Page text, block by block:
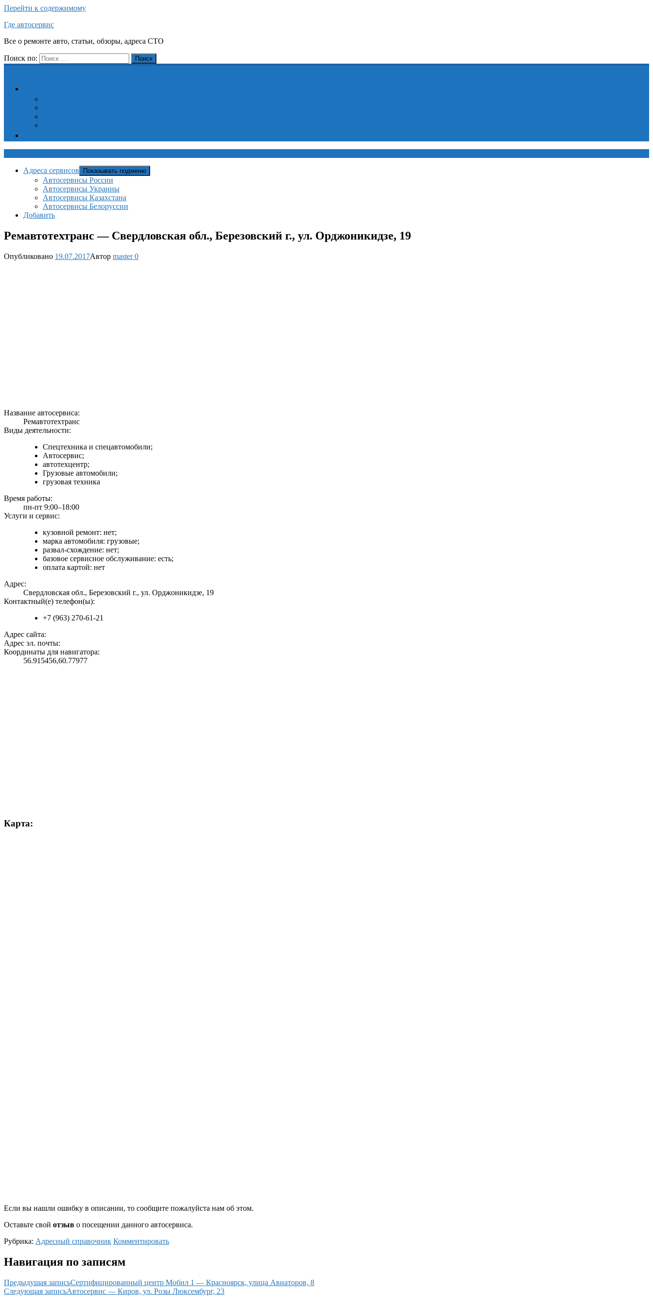
Перейти к содержимому
Где автосервис
Все о ремонте авто, статьи, обзоры, адреса СТО
Поиск по: Поиск
Адреса сервисов Показывать подменю
Автосервисы России
Автосервисы Украины
Автосервисы Казахстана
Автосервисы Белоруссии
Добавить
Ремавтотехтранс — Свердловская обл., Березовский г., ул. Орджоникидзе, 19
Опубликовано 19.07.2017Автор master0
Название автосервиса:
Ремавтотехтранс
Виды деятельности:
Спецтехника и спецавтомобили;
Автосервис;
автотехцентр;
Грузовые автомобили;
грузовая техника
Время работы:
пн-пт 9:00–18:00
Услуги и сервис:
кузовной ремонт: нет;
марка автомобиля: грузовые;
развал-схождение: нет;
базовое сервисное обслуживание: есть;
оплата картой: нет
Адрес:
Свердловская обл., Березовский г., ул. Орджоникидзе, 19
Контактный(е) телефон(ы):
+7 (963) 270-61-21
Адрес сайта:
Адрес эл. почты:
Координаты для навигатора:
56.915456,60.77977
Карта:
Если вы нашли ошибку в описании, то сообщите пожалуйста нам об этом.
Оставьте свой отзыв о посещении данного автосервиса.
Рубрика: Адресный справочник Комментировать
Навигация по записям
Предыдущая записьСертифицированный центр Мобил 1 — Красноярск, улица Авиаторов, 8
Следующая записьАвтосервис — Киров, ул. Розы Люксембург, 23